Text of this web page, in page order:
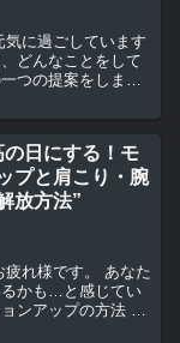
に過ごしています
どんなことをして
つの提案をしま
日にする！モ
プと肩こり・腕
放方法”
れ様です。 あなた
るかも…と感じてい
ンアップの方法 ま